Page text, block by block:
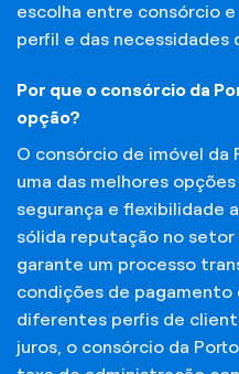
escolha entre consórcio
perfil e das necessidades
Por que o consórcio da
opção?
O consórcio de imóvel da
uma das melhores
segurança e flexibilidade
sólida reputação no setor
garante um processo
condições de pagamento
diferentes perfis de
juros, o consórcio da